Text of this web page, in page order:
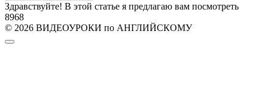
Здравствуйте! В этой статье я предлагаю вам посмотреть
8968
© 2026 ВИДЕОУРОКИ по АНГЛИЙСКОМУ